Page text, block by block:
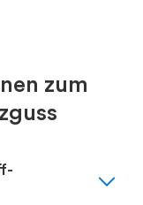
zum
expand_more